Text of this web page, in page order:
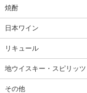
焼酎
日本ワイン
リキュール
地ウイスキー・スピリッツ
その他